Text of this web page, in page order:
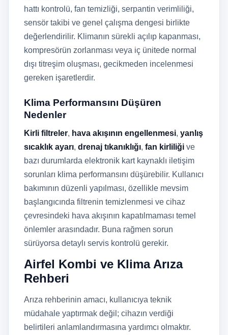
hattı kontrolü, fan temizliği, serpantin verimliliği,
sensör takibi ve genel çalışma dengesi birlikte
değerlendirilir. Klimanın sürekli açılıp kapanması,
kompresörün zorlanması veya iç ünitede normal
dışı titreşim oluşması, gecikmeden incelenmesi
gereken işaretlerdir.
Klima Performansını Düşüren
Nedenler
Kirli filtreler, hava akışının engellenmesi, yanlış
sıcaklık ayarı, drenaj tıkanıklığı, fan kirliliği ve
bazı durumlarda elektronik kart kaynaklı iletişim
sorunları klima performansını düşürebilir. Kullanıcı
bakımının düzenli yapılması, özellikle mevsim
başlangıcında filtrenin temizlenmesi ve cihaz
çevresindeki hava akışının kapatılmaması temel
önlemler arasındadır. Buna rağmen sorun
sürüyorsa detaylı servis kontrolü gerekir.
Airfel Kombi ve Klima Arıza
Rehberi
Arıza rehberinin amacı, kullanıcıya teknik
müdahale yaptırmak değil; cihazın verdiği
belirtileri anlamlandırmasına yardımcı olmaktır.